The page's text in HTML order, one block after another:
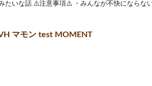
たいな話 ⚠️注意事項⚠️ ・みんなが不快にならな
マモン test MOMENT